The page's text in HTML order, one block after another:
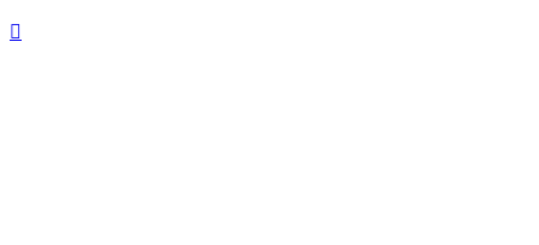
